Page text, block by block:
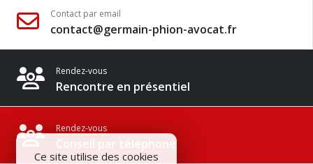
Contact par email
contact@germain-phion-avocat.fr
Rendez-vous
Rencontre en présentiel
Rendez-vous
Conseil par téléphone
Ce site utilise des cookies